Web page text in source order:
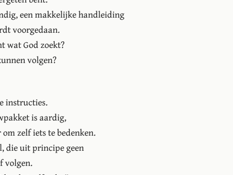
een makkelijke handleiding
voorgedaan.
wat God zoekt?
volgen?
instructies.
is aardig,
zelf iets te bedenken.
die uit principe geen
volgen.